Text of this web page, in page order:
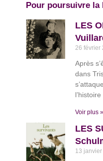
Pour poursuivre la
LES
26
Après
dans
Voir plus »
LES
13